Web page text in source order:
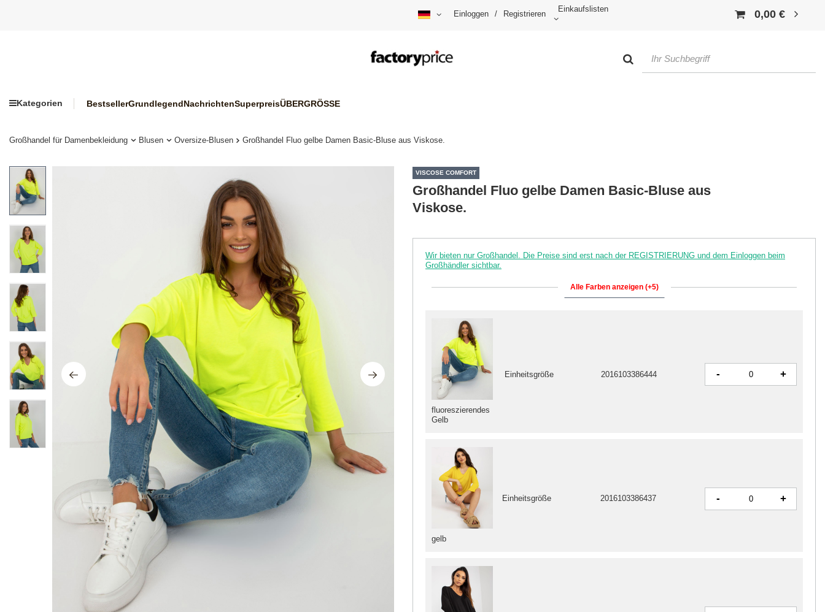
Einloggen / Registrieren
Einkaufslisten 0,00 €
Kategorien BestsellerGrundlegendNachrichtenSuperpreisÜBERGRÖSSE
Großhandel für Damenbekleidung Blusen Oversize-Blusen Großhandel Fluo gelbe Damen Basic-Bluse aus Viskose.
VISCOSE COMFORT
Großhandel Fluo gelbe Damen Basic-Bluse aus
Viskose.
Wir bieten nur Großhandel. Die Preise sind erst nach der REGISTRIERUNG und dem Einloggen beim
Großhändler sichtbar.
Alle Farben anzeigen (+5)
gelb
Einheitsgröße 2016103386437 - +
fluoreszierendes
Gelb
Einheitsgröße 2016103386444 - +